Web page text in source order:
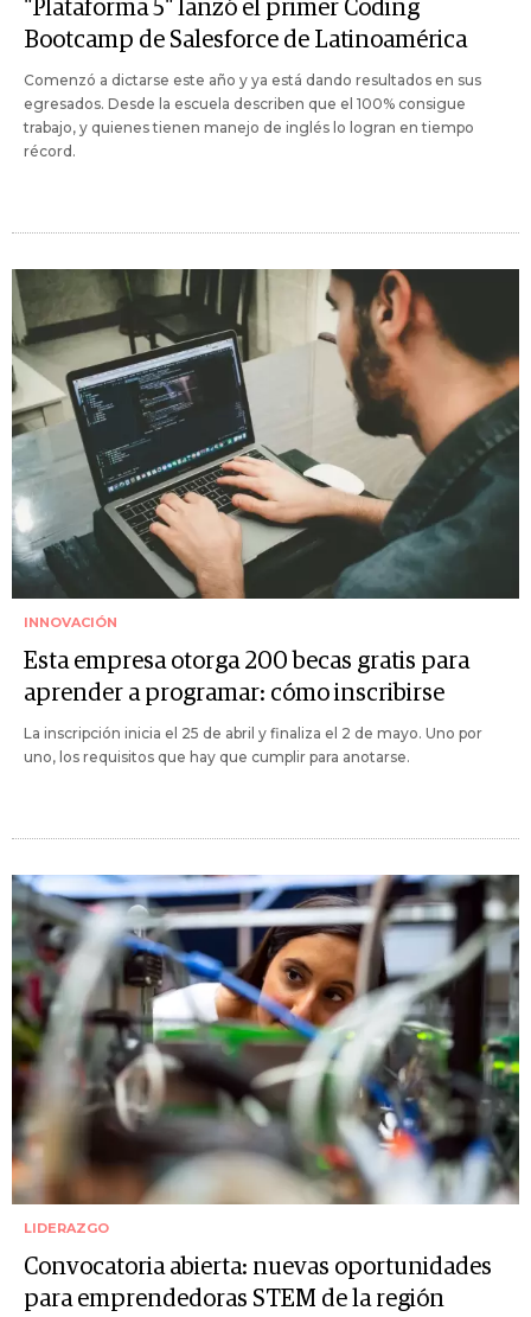
"Plataforma 5" lanzó el primer Coding
Bootcamp de Salesforce de Latinoamérica
Comenzó a dictarse este año y ya está dando resultados en sus
egresados. Desde la escuela describen que el 100% consigue
trabajo, y quienes tienen manejo de inglés lo logran en tiempo
récord.
INNOVACIÓN
Esta empresa otorga 200 becas gratis para
aprender a programar: cómo inscribirse
La inscripción inicia el 25 de abril y finaliza el 2 de mayo. Uno por
uno, los requisitos que hay que cumplir para anotarse.
LIDERAZGO
Convocatoria abierta: nuevas oportunidades
para emprendedoras STEM de la región